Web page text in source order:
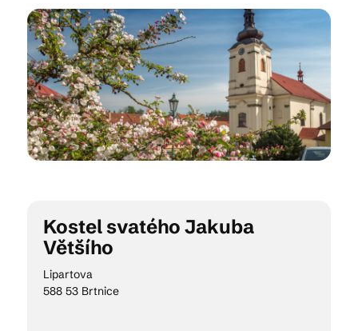
Články
Suvenýry
Praktické info
Kostel svatého Jakuba
Většího
Lipartova
588 53 Brtnice